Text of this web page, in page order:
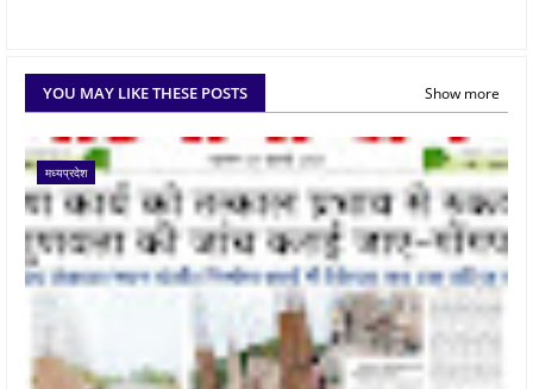
YOU MAY LIKE THESE POSTS Show more
मध्यप्रदेश